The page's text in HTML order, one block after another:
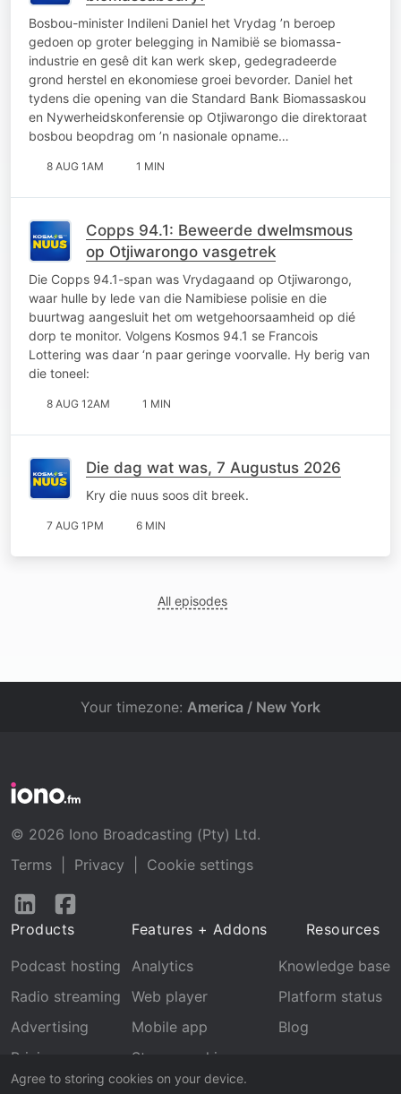
Bosbou-minister Indileni Daniel het Vrydag ’n beroep
gedoen op groter belegging in Namibië se biomassa-
industrie en gesê dit kan werk skep, gedegradeerde
grond herstel en ekonomiese groei bevorder. Daniel het
tydens die opening van die Standard Bank Biomassaskou
en Nywerheidskonferensie op Otjiwarongo die direktoraat
bosbou beopdrag om ’n nasionale opname…
8 AUG 1AM 1 MIN
Copps 94.1: Beweerde dwelmsmous
op Otjiwarongo vasgetrek
Die Copps 94.1-span was Vrydagaand op Otjiwarongo,
waar hulle by lede van die Namibiese polisie en die
buurtwag aangesluit het om wetgehoorsaamheid op dié
dorp te monitor. Volgens Kosmos 94.1 se Francois
Lottering was daar ‘n paar geringe voorvalle. Hy berig van
die toneel:
8 AUG 12AM 1 MIN
Die dag wat was, 7 Augustus 2026
Kry die nuus soos dit breek.
7 AUG 1PM 6 MIN
All episodes
Agree to storing cookies on your device.
Your timezone: America / New York
© 2026 Iono Broadcasting (Pty) Ltd.
Terms
Privacy
Cookie settings
Follow
LinkedInFacebook
Products
Podcast hosting
Radio streaming
Advertising
Pricing
Features + Addons
Analytics
Web player
Mobile app
Stream archive
Recognition
Resources
Knowledge base
Platform status
Blog